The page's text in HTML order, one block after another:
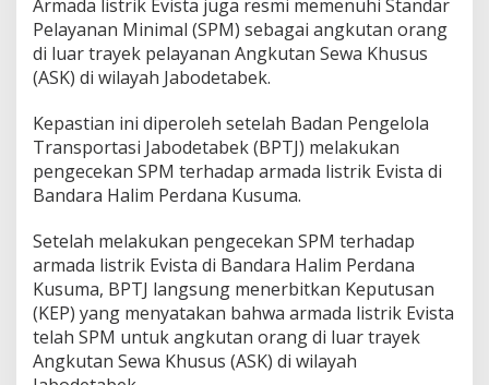
Armada listrik Evista juga resmi memenuhi Standar
Pelayanan Minimal (SPM) sebagai angkutan orang
di luar trayek pelayanan Angkutan Sewa Khusus
(ASK) di wilayah Jabodetabek.
Kepastian ini diperoleh setelah Badan Pengelola
Transportasi Jabodetabek (BPTJ) melakukan
pengecekan SPM terhadap armada listrik Evista di
Bandara Halim Perdana Kusuma.
Setelah melakukan pengecekan SPM terhadap
armada listrik Evista di Bandara Halim Perdana
Kusuma, BPTJ langsung menerbitkan Keputusan
(KEP) yang menyatakan bahwa armada listrik Evista
telah SPM untuk angkutan orang di luar trayek
Angkutan Sewa Khusus (ASK) di wilayah